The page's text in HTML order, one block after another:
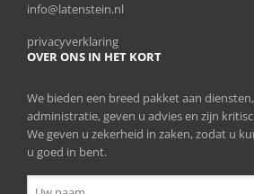
info@latenstein.nl
privacyverklaring
OVER ONS IN HET KORT
We bieden een breed pakket aan
administratie, geven u advies en zijn
We geven u zekerheid in zaken, zodat u
u goed in bent.